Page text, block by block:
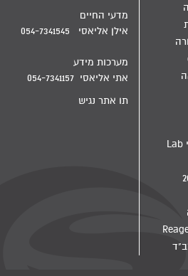
מדיח מעבדתי Lab
מדעי החיים
אילן אליאסי 054-7341545
מערכות מידע
אתי אליאסי 054-7341157
תו אתר נגיש